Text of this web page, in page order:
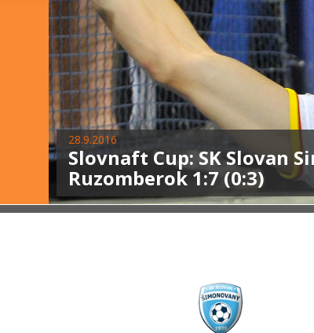
28.9.2016
Slovnaft Cup: SK Slovan
Ruzomberok 1:7 (0:3)